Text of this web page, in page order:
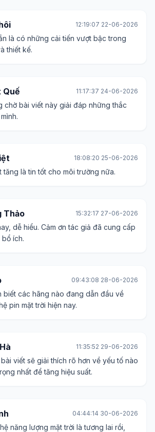
12:19:07 22-06-2026
là có những cải tiến vượt bậc trong
thiết kế.
Quế 11:17:37 24-06-2026
chờ bài viết này giải đáp những thắc
18:08:20 25-06-2026
tăng là tin tốt cho môi trường nữa.
Thảo 15:32:17 27-06-2026
dễ hiểu. Cảm ơn tác giả đã cung cấp
ích.
09:43:08 28-06-2026
biết các hãng nào đang dẫn đầu về
pin mặt trời hiện nay.
11:35:52 29-06-2026
viết sẽ giải thích rõ hơn về yếu tố nào
nhất để tăng hiệu suất.
04:44:14 30-06-2026
năng lượng mặt trời là tương lai rồi,